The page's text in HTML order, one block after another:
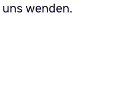
wenden.